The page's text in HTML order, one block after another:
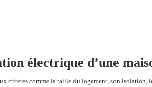
électrique d’une
critères comme la taille du logement, son isolation,